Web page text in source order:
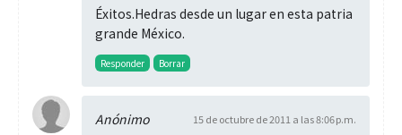
Éxitos.Hedras desde un lugar en esta patria
grande México.
Responder Borrar
Anónimo 15 de octubre de 2011 a las 8:06 p.m.